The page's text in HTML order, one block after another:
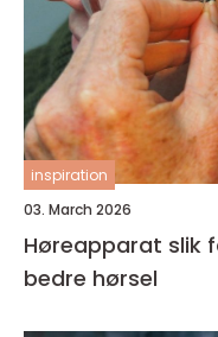
inspiration
03. March 2026
Høreapparat slik får man mest mulig ut av
bedre hørsel